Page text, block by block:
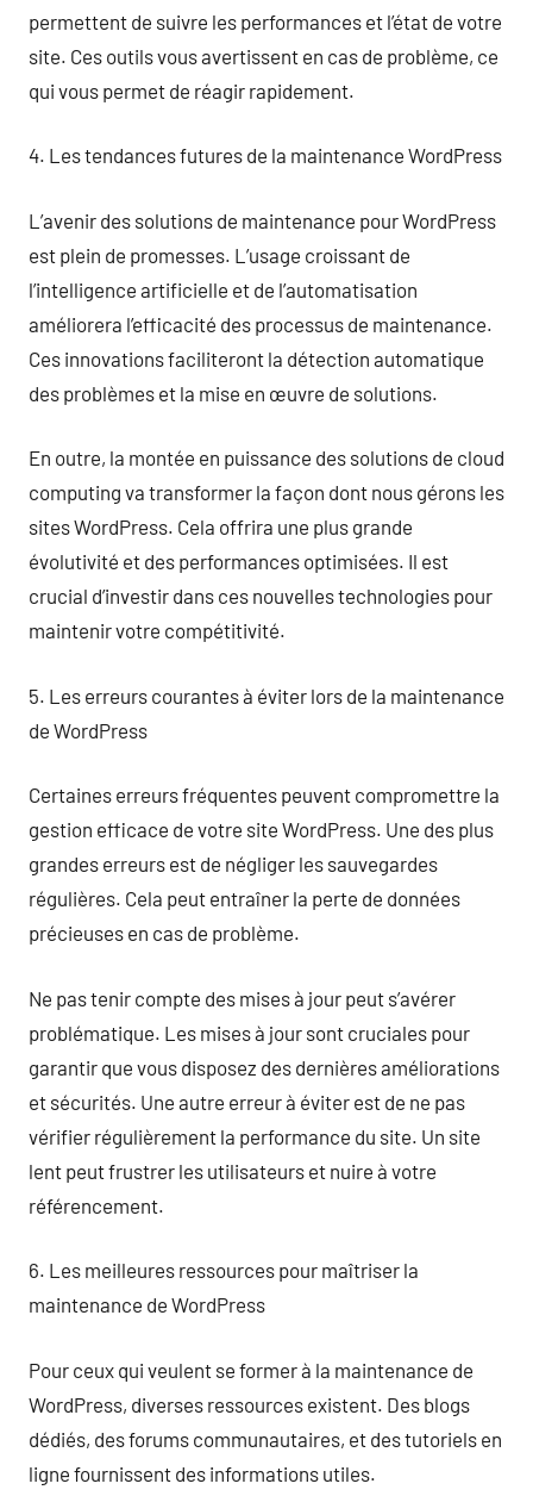
permettent de suivre les performances et l’état de votre
site. Ces outils vous avertissent en cas de problème, ce
qui vous permet de réagir rapidement.
4. Les tendances futures de la maintenance WordPress
L’avenir des solutions de maintenance pour WordPress
est plein de promesses. L’usage croissant de
l’intelligence artificielle et de l’automatisation
améliorera l’efficacité des processus de maintenance.
Ces innovations faciliteront la détection automatique
des problèmes et la mise en œuvre de solutions.
En outre, la montée en puissance des solutions de cloud
computing va transformer la façon dont nous gérons les
sites WordPress. Cela offrira une plus grande
évolutivité et des performances optimisées. Il est
crucial d’investir dans ces nouvelles technologies pour
maintenir votre compétitivité.
5. Les erreurs courantes à éviter lors de la maintenance
de WordPress
Certaines erreurs fréquentes peuvent compromettre la
gestion efficace de votre site WordPress. Une des plus
grandes erreurs est de négliger les sauvegardes
régulières. Cela peut entraîner la perte de données
précieuses en cas de problème.
Ne pas tenir compte des mises à jour peut s’avérer
problématique. Les mises à jour sont cruciales pour
garantir que vous disposez des dernières améliorations
et sécurités. Une autre erreur à éviter est de ne pas
vérifier régulièrement la performance du site. Un site
lent peut frustrer les utilisateurs et nuire à votre
référencement.
6. Les meilleures ressources pour maîtriser la
maintenance de WordPress
Pour ceux qui veulent se former à la maintenance de
WordPress, diverses ressources existent. Des blogs
dédiés, des forums communautaires, et des tutoriels en
ligne fournissent des informations utiles.